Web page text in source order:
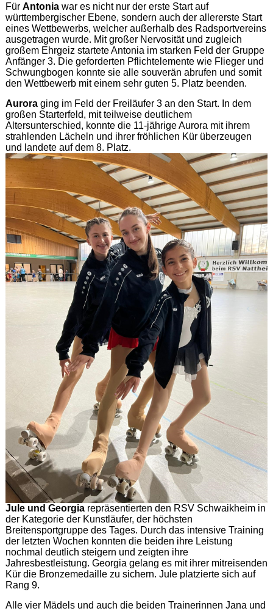
Für Antonia war es nicht nur der erste Start auf
württembergischer Ebene, sondern auch der allererste Start
eines Wettbewerbs, welcher außerhalb des Radsportvereins
ausgetragen wurde. Mit großer Nervosität und zugleich
großem Ehrgeiz startete Antonia im starken Feld der Gruppe
Anfänger 3. Die geforderten Pflichtelemente wie Flieger und
Schwungbogen konnte sie alle souverän abrufen und somit
den Wettbewerb mit einem sehr guten 5. Platz beenden.
Aurora ging im Feld der Freiläufer 3 an den Start. In dem
großen Starterfeld, mit teilweise deutlichem
Altersunterschied, konnte die 11-jährige Aurora mit ihrem
strahlenden Lächeln und ihrer fröhlichen Kür überzeugen
und landete auf dem 8. Platz.
Jule und Georgia repräsentierten den RSV Schwaikheim in
der Kategorie der Kunstläufer, der höchsten
Breitensportgruppe des Tages. Durch das intensive Training
der letzten Wochen konnten die beiden ihre Leistung
nochmal deutlich steigern und zeigten ihre
Jahresbestleistung. Georgia gelang es mit ihrer mitreisenden
Kür die Bronzemedaille zu sichern. Jule platzierte sich auf
Rang 9.
Alle vier Mädels und auch die beiden Trainerinnen Jana und